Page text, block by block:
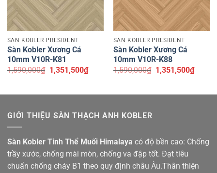
SÀN KOBLER PRESIDENT
Sàn Kobler Xương Cá
10mm V10R-K81
1,590,000₫ Giá
gốc
1,590,000₫.
1,351,500₫Giá
hiện
là:
SÀN KOBLER PRESIDENT
Sàn Kobler Xương Cá
10mm V10R-K88
1,590,000₫ Giá
gốc
1,590,000₫.
1,351,500₫Giá
hiện
là:
GIỚI THIỆU SÀN THẠCH ANH KOBLER
Sàn Kobler Tinh Thể Muối Himalaya có độ bền cao: Chống
trầy xước, chống mài mòn, chống va đập tốt. Đạt tiêu
chuẩn chống cháy B1 theo quy định châu Âu.Thân thiện